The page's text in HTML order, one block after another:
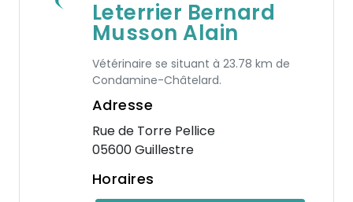
Leterrier Bernard
Musson Alain
Vétérinaire se situant à 23.78 km de
Condamine-Châtelard.
Adresse
Rue de Torre Pellice
05600 Guillestre
Horaires